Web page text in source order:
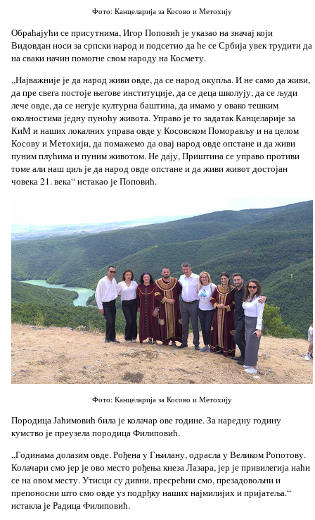
Фото: Канцеларија за Косово и Метохију
Обраћајући се присутнима, Игор Поповић је указао на значај који
Видовдан носи за српски народ и подсетио да ће се Србија увек трудити да
на сваки начин помогне свом народу на Космету.
„Најважније је да народ живи овде, да се народ окупља. И не само да живи,
да пре свега постоје његове институције, да се деца школују, да се људи
лече овде, да се негује културна баштина, да имамо у овако тешким
околностима једну пуноћу живота. Управо је то задатак Канцеларије за
КиМ и наших локалних управа овде у Косовском Поморављу и на целом
Косову и Метохији, да помажемо да овај народ овде опстане и да живи
пуним плућима и пуним животом. Не дају, Приштина се управо противи
томе али наш циљ је да народ овде опстане и да живи живот достојан
човека 21. века“ истакао је Поповић.
Фото: Канцеларија за Косово и Метохију
Породица Јаћимовић била је колачар ове године. За наредну годину
кумство је преузела породица Филиповић.
„Годинама долазим овде. Рођена у Гњилану, одрасла у Великом Ропотову.
Колачари смо јер је ово место рођења кнеза Лазара, јер је привилегија наћи
се на овом месту. Утисци су дивни, пресрећни смо, презадовољни и
препоносни што смо овде уз подрђку наших најмилијих и пријатеља.“
истакла је Радица Филиповић.